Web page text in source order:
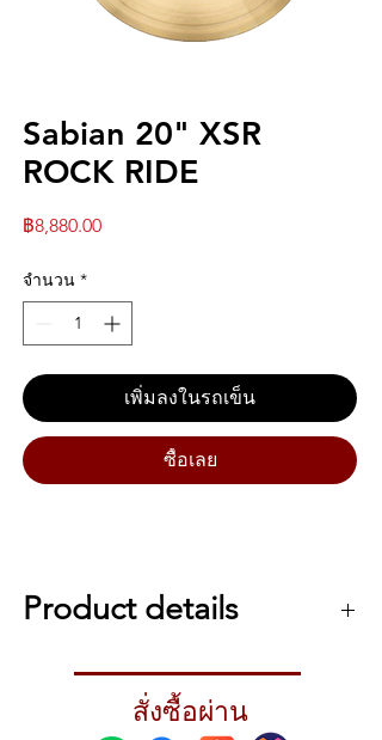
Sabian 20" XSR
ROCK RIDE
฿8,880.00ราคา
จำนวน *
เพิ่มลงในรถเข็น
ซื้อเลย
Product details
STYLE Vintage
สั่งซื้อผ่าน